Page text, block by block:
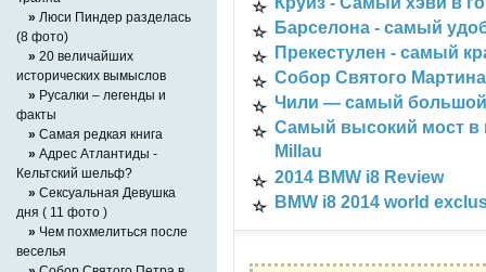
Барселона - самый
Прекестулен - самый
Собор Святого Мартина
Чили — самый
Самый высокий мост в
Millau
2014 BMW i8 Review
BMW i8 2014 world
» Люси Пиндер разделась
(8 фото)
» 20 величайших
исторических вымыслов
» Русалки – легенды и
факты
» Самая редкая книга
» Адрес Атлантиды -
Кельтский шельф?
» Сексуальная Девушка
дня ( 11 фото )
» Чем похмелиться после
веселья